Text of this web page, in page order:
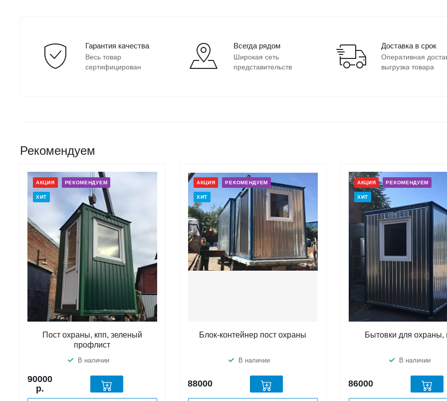
Гарантия качества
Весь товар
сертифицирован
Всегда рядом
Широкая сеть
представительств
Доставка в срок
Оперативная
выгрузка товара
Рекомендуем
АКЦИЯ РЕКОМЕНДУЕМ
ХИТ
Пост охраны, кпп, зеленый
профлист
В наличии
90000
р.
АКЦИЯ РЕКОМЕНДУЕМ
ХИТ
Блок-контейнер пост охраны
В наличии
88000
АКЦИЯ РЕКОМЕНДУЕМ
ХИТ
Бытовки для охраны,
В наличии
86000